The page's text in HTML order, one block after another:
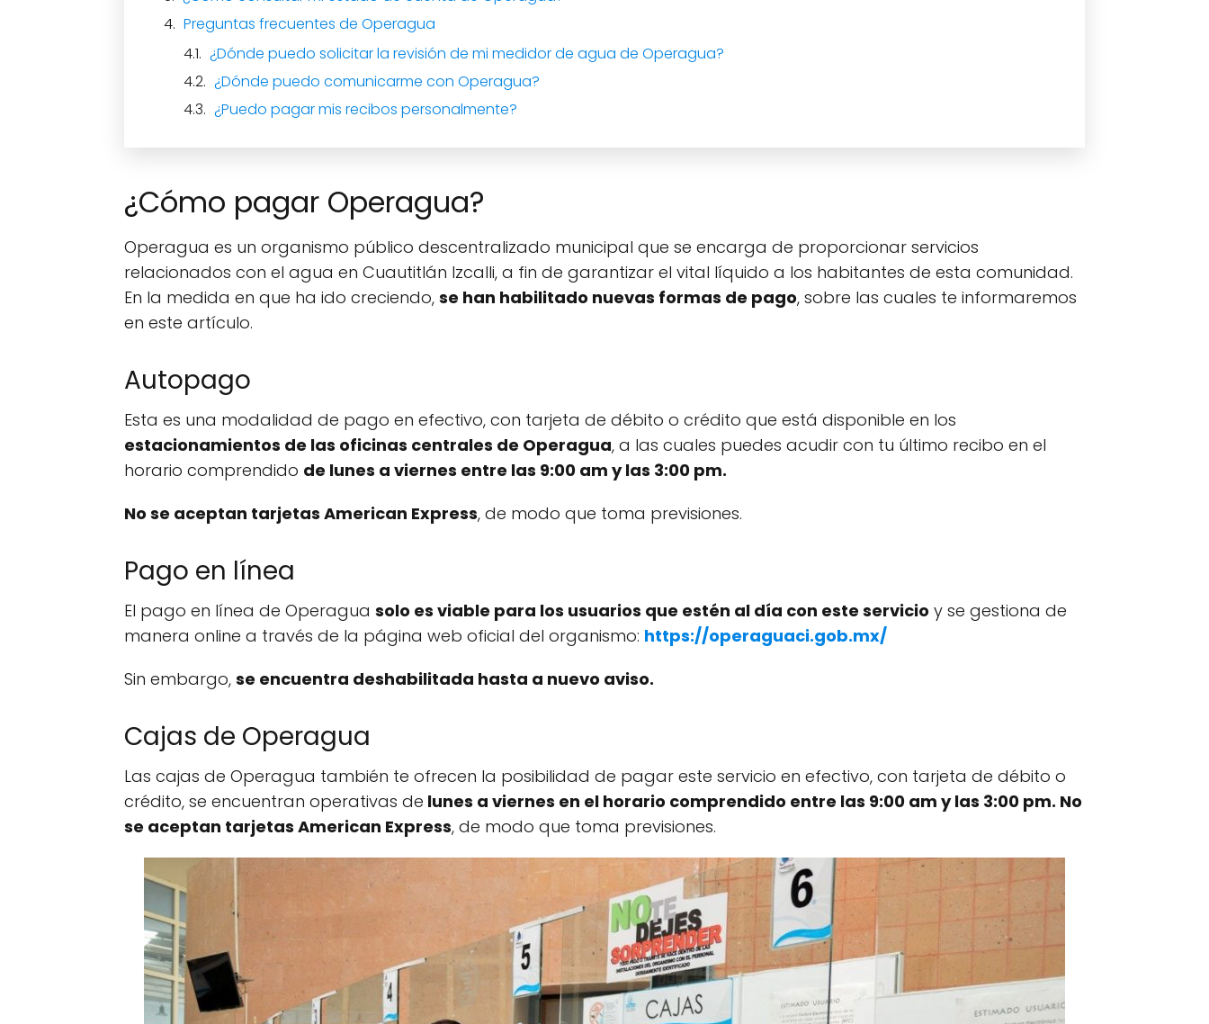
Preguntas frecuentes de Operagua
¿Dónde puedo solicitar la revisión de mi medidor de agua de Operagua?
¿Dónde puedo comunicarme con Operagua?
¿Puedo pagar mis recibos personalmente?
¿Cómo pagar Operagua?
Operagua es un organismo público descentralizado municipal que se encarga de proporcionar servicios
relacionados con el agua en Cuautitlán Izcalli, a fin de garantizar el vital líquido a los habitantes de esta comunidad.
En la medida en que ha ido creciendo, se han habilitado nuevas formas de pago, sobre las cuales te informaremos
en este artículo.
Autopago
Esta es una modalidad de pago en efectivo, con tarjeta de débito o crédito que está disponible en los
estacionamientos de las oficinas centrales de Operagua, a las cuales puedes acudir con tu último recibo en el
horario comprendido de lunes a viernes entre las 9:00 am y las 3:00 pm.
No se aceptan tarjetas American Express, de modo que toma previsiones.
Pago en línea
El pago en línea de Operagua solo es viable para los usuarios que estén al día con este servicio y se gestiona de
manera online a través de la página web oficial del organismo: https://operaguaci.gob.mx/
Sin embargo, se encuentra deshabilitada hasta a nuevo aviso.
Cajas de Operagua
Las cajas de Operagua también te ofrecen la posibilidad de pagar este servicio en efectivo, con tarjeta de débito o
crédito, se encuentran operativas de lunes a viernes en el horario comprendido entre las 9:00 am y las 3:00 pm. No
se aceptan tarjetas American Express, de modo que toma previsiones.